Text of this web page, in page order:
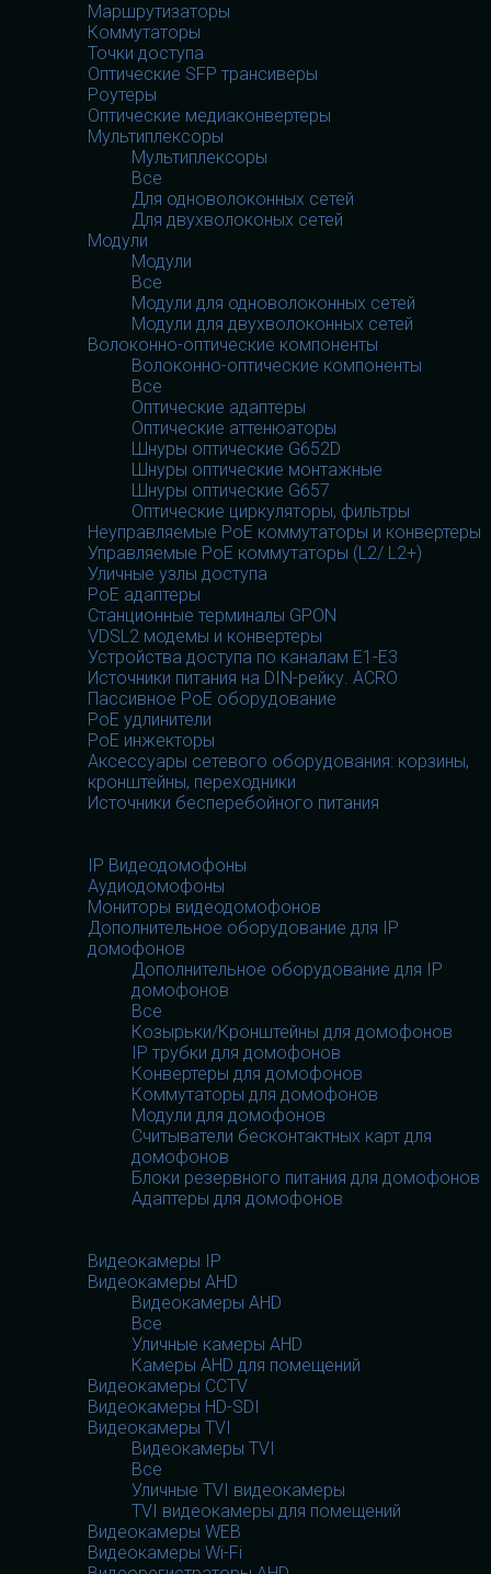
Маршрутизаторы
Коммутаторы
Точки доступа
Оптические SFP трансиверы
Роутеры
Оптические медиаконвертеры
Мультиплексоры
Мультиплексоры
Все
Для одноволоконных сетей
Для двухволоконых сетей
Модули
Модули
Все
Модули для одноволоконных сетей
Модули для двухволоконных сетей
Волоконно-оптические компоненты
Волоконно-оптические компоненты
Все
Оптические адаптеры
Оптические аттенюаторы
Шнуры оптические G652D
Шнуры оптические монтажные
Шнуры оптические G657
Оптические циркуляторы, фильтры
Неуправляемые PoE коммутаторы и конвертеры
Управляемые PoE коммутаторы (L2/ L2+)
Уличные узлы доступа
PoE адаптеры
Станционные терминалы GPON
VDSL2 модемы и конвертеры
Устройства доступа по каналам E1-E3
Источники питания на DIN-рейку. ACRO
Пассивное PoE оборудование
PoE удлинители
PoE инжекторы
Аксессуары сетевого оборудования: корзины,
кронштейны, переходники
Источники бесперебойного питания
IP Видеодомофоны
Аудиодомофоны
Мониторы видеодомофонов
Дополнительное оборудование для IP
домофонов
Дополнительное оборудование для IP
домофонов
Все
Козырьки/Кронштейны для домофонов
IP трубки для домофонов
Конвертеры для домофонов
Коммутаторы для домофонов
Модули для домофонов
Считыватели бесконтактных карт для
домофонов
Блоки резервного питания для домофонов
Адаптеры для домофонов
Видеокамеры IP
Видеокамеры AHD
Видеокамеры AHD
Все
Уличные камеры AHD
Камеры AHD для помещений
Видеокамеры CCTV
Видеокамеры HD-SDI
Видеокамеры TVI
Видеокамеры TVI
Все
Уличные TVI видеокамеры
TVI видеокамеры для помещений
Видеокамеры WEB
Видеокамеры Wi-Fi